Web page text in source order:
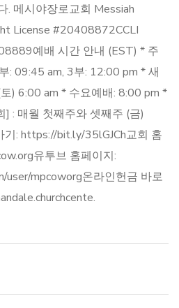
. 메시야장로교회 Messiah
License #20408872​ CCLI
예배 시간 안내 (EST) * 주
: 09:45​ am, 3부: 12:00 pm * 새
) 6:00 am * 수요예배: 8:00 pm *
: 매월 첫째주와 셋째주 (금)
: https://bit.ly/35lGJCh​ 교회 홈
유투브 홈페이지:
mpcoworg​ 온라인헌금 바로